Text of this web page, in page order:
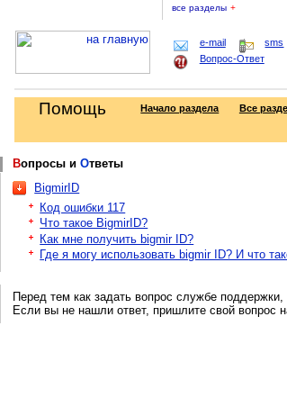
все разделы +
e-mail sms
Вопрос-Ответ
Помощь Начало раздела Все
Вопросы иОтветы
BigmirID
Код ошибки 117
Что такое BigmirID?
Как мне получить bigmir ID?
Где я могу использовать bigmir ID? И что
Перед тем как задать вопрос службе
Если вы не нашли ответ, пришлите свой вопрос